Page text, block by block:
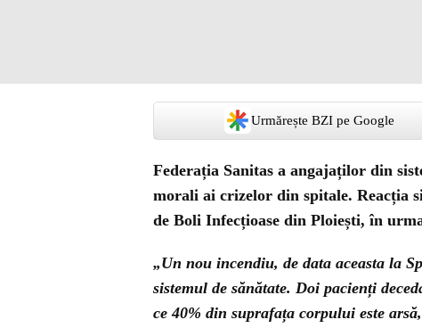
Urmărește BZI pe Google
Federația Sanitas a angajaților din
morali ai crizelor din spitale. Reacția
de Boli Infecțioase din Ploiești, în
„Un nou incendiu, de data aceasta la
sistemul de sănătate. Doi pacienți
ce 40% din suprafața corpului este